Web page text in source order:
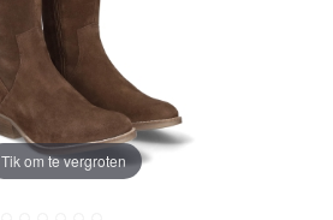
Tik om te vergroten